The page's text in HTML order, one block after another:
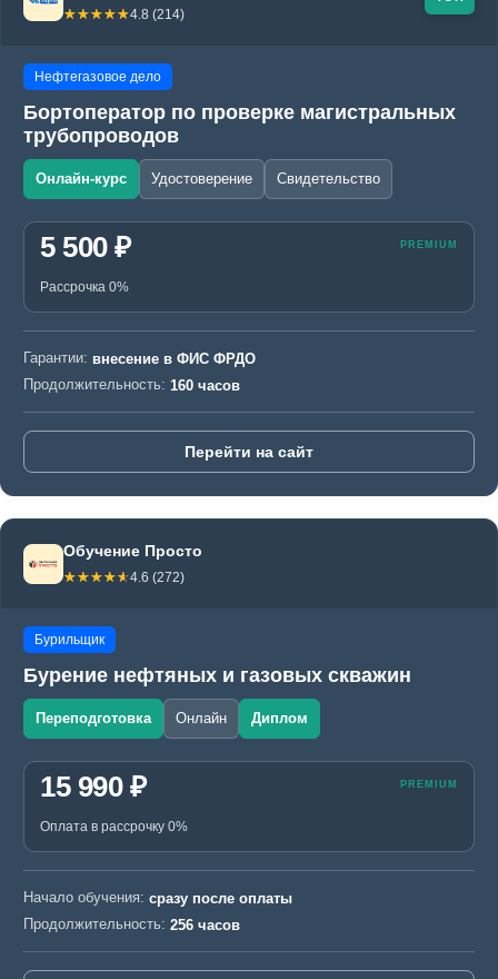
☆☆☆☆☆
★★★★★4.8 (214)
Нефтегазовое дело
Бортоператор по проверке магистральных
трубопроводов
Онлайн-курс Удостоверение Свидетельство
5 500 ₽
Рассрочка 0%
Гарантии: внесение в ФИС ФРДО
Продолжительность: 160 часов
Перейти на сайт
Обучение Просто
☆☆☆☆☆
★★★★★4.6 (272)
Бурильщик
Бурение нефтяных и газовых скважин
Переподготовка Онлайн Диплом
15 990 ₽
Оплата в рассрочку 0%
Начало обучения: сразу после оплаты
Продолжительность: 256 часов